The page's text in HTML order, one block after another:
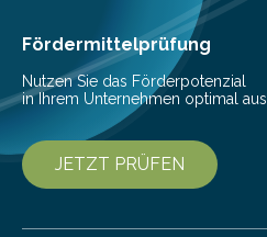
Ernährung zu sichern. Ohne
Gefahr erheblicher…
Fördermittelprüfung
Nutzen Sie das Förderpotenzial
in Ihrem Unternehmen optimal
JETZT PRÜFEN